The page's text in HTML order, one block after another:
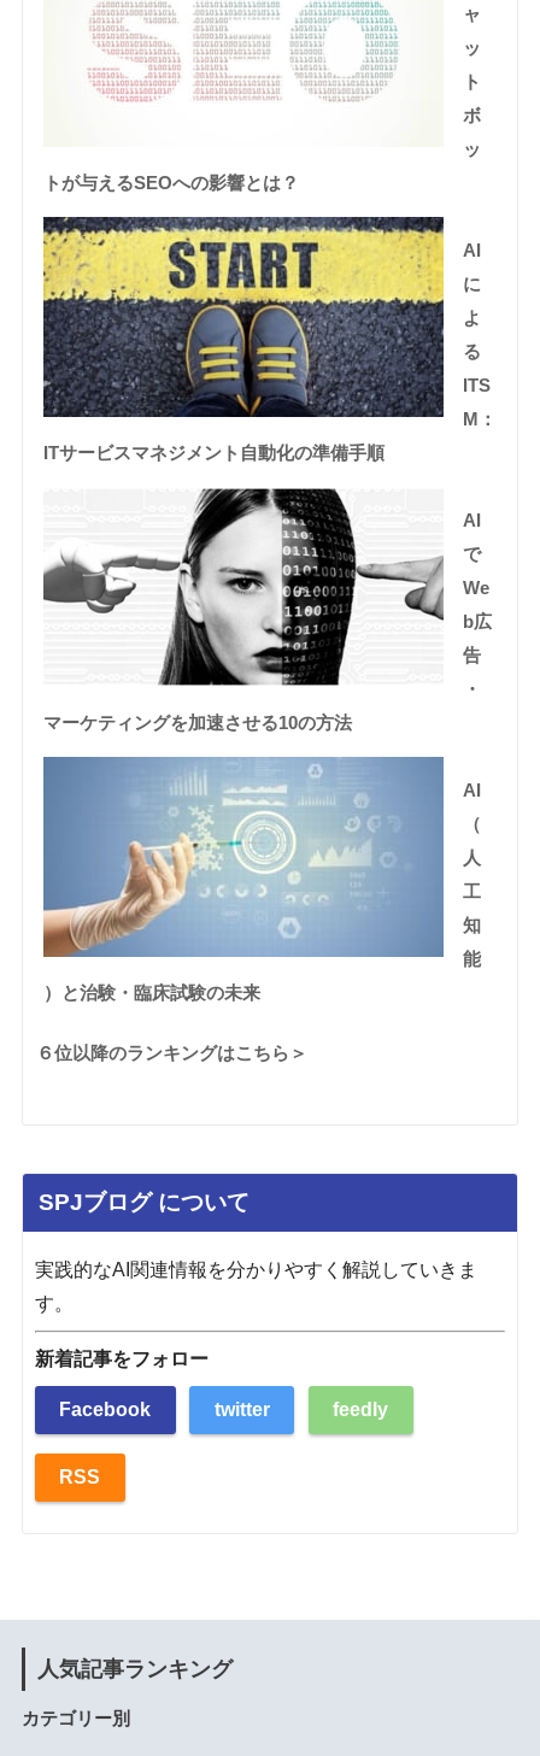
ャ
ッ
ト
ボ
ッ
トが与えるSEOへの影響とは？
AI
に
よ
る
ITS
M：
ITサービスマネジメント自動化の準備手順
AI
で
We
b広
告
・
マーケティングを加速させる10の方法
AI
（
人
工
知
能
）と治験・臨床試験の未来
６位以降のランキングはこちら＞
SPJブログ について
実践的なAI関連情報を分かりやすく解説していきま
す。
新着記事をフォロー
Facebook twitter feedly
RSS
人気記事ランキング
カテゴリー別